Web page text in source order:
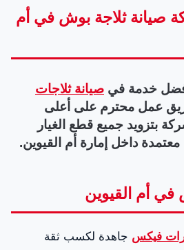
ثلاجة بوش في أم
خدمة في صيانة ثلاجات
عمل محترم على أعلى
بتزويد جميع قطع الغيار
داخل إمارة أم القيوين.
في أم القيوين
فيكس جاهدة لكسب ثقة